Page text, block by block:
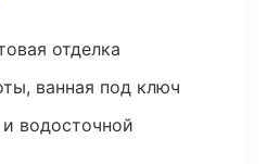
отделка
ванная под ключ
водосточной